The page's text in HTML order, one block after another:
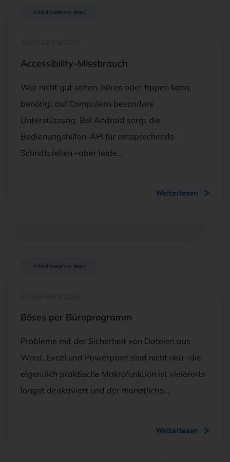
Artikel kostenlos lesen
Accessibility-Missbrauch
Wer nicht gut sehen, hören oder tippen kann,
benötigt auf Computern besondere
Unterstützung. Bei Android sorgt die
Bedienungshilfen-API für entsprechende
Schnittstellen –aber leide…
Weiterlesen
Artikel kostenlos lesen
Böses per Büroprogramm
Probleme mit der Sicherheit von Dateien aus
Word, Excel und Powerpoint sind nicht neu –die
eigentlich praktische Makrofunktion ist vielerorts
längst deaktiviert und der monatliche…
Weiterlesen